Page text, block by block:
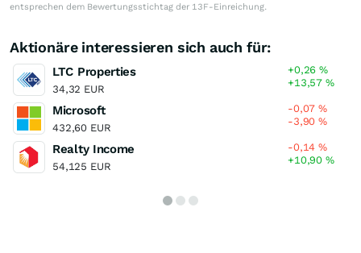
entsprechen dem Bewertungsstichtag der 13F-Einreichung.
Aktionäre interessieren sich auch für:
LTC Properties
34,32 EUR
+0,26%
+13,57%
Microsoft
432,60 EUR
-0,07%
-3,90%
Realty Income
54,125 EUR
-0,14%
+10,90%